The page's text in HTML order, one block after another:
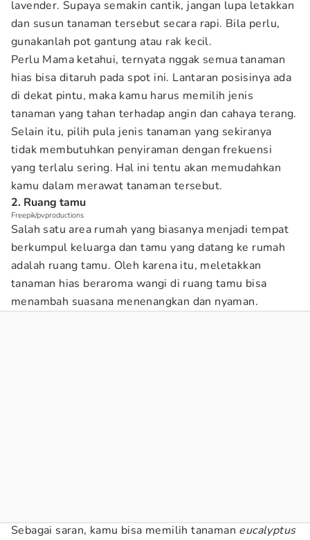
lavender. Supaya semakin cantik, jangan lupa letakkan
dan susun tanaman tersebut secara rapi. Bila perlu,
gunakanlah pot gantung atau rak kecil.
Perlu Mama ketahui, ternyata nggak semua tanaman
hias bisa ditaruh pada spot ini. Lantaran posisinya ada
di dekat pintu, maka kamu harus memilih jenis
tanaman yang tahan terhadap angin dan cahaya terang.
Selain itu, pilih pula jenis tanaman yang sekiranya
tidak membutuhkan penyiraman dengan frekuensi
yang terlalu sering. Hal ini tentu akan memudahkan
kamu dalam merawat tanaman tersebut.
2. Ruang tamu
Freepik/pvproductions
Salah satu area rumah yang biasanya menjadi tempat
berkumpul keluarga dan tamu yang datang ke rumah
adalah ruang tamu. Oleh karena itu, meletakkan
tanaman hias beraroma wangi di ruang tamu bisa
menambah suasana menenangkan dan nyaman.
Sebagai saran, kamu bisa memilih tanaman eucalyptus